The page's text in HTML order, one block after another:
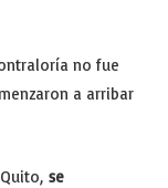
no fue
a arribar
se